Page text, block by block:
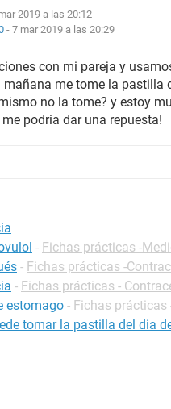
2019 a las 20:12
- 7 mar 2019 a las 20:29
con mi pareja y
me tome la pastilla
no la tome? y estoy
podria dar una repuesta!
- Fichas prácticas -
- Fichas prácticas -
- Fichas prácticas -
estomago - Fichas prácticas
tomar la pastilla del dia